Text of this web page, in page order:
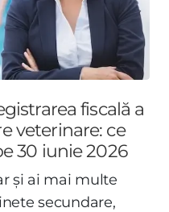
fiscală a
veterinare: ce
30 iunie 2026
și ai mai multe
secundare,